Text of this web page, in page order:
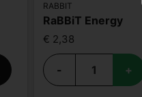
RABBIT
RaBBiT Energy
€ 2,38
- +